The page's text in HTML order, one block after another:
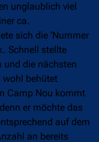
unglaublich viel
ca.
sich die ‘Nummer
Schnell stellte
und die nächsten
wohl behütet
Camp Nou kommt
er möchte das
auf dem
an bereits